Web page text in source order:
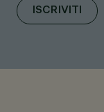
ISCRIVITI